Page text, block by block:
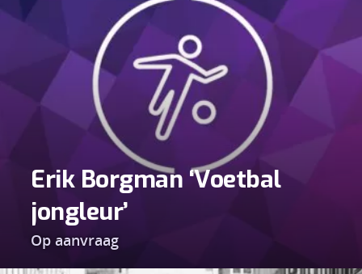
Erik Borgman ‘Voetbal
jongleur’
Op aanvraag